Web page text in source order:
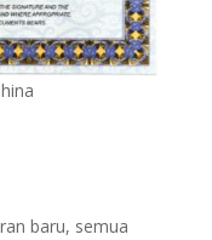
baru, semua